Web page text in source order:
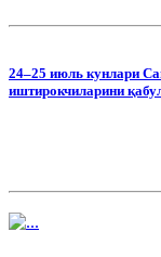
24–25 июль кунлари
иштирокчиларини